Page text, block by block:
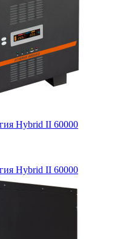
Hybrid II 60000
Hybrid II 60000